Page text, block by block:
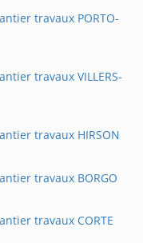
travaux PORTO-
travaux VILLERS-
travaux HIRSON
travaux BORGO
travaux CORTE